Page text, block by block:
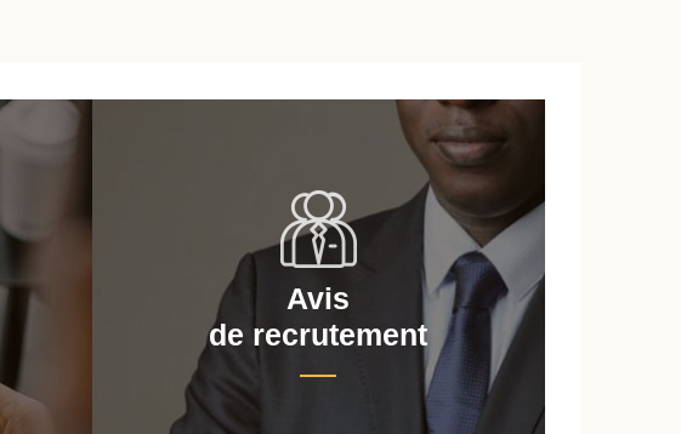
Avis
de recrutement